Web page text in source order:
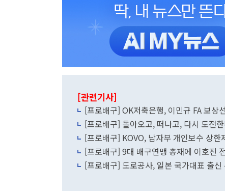
[관련기사]
[프로배구] OK저축은행, 이민규 FA 보상
[프로배구] 돌아오고, 떠나고, 다시 도전
[프로배구] KOVO, 남자부 개인보수 상
[프로배구] 9대 배구연맹 총재에 이호진
[프로배구] 도로공사, 일본 국가대표 출신